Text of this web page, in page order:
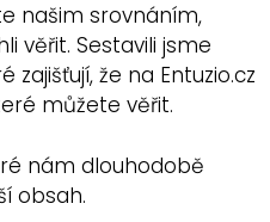
našim srovnáním,
věřit. Sestavili jsme
že na Entuzio.cz
můžete věřit.
nám dlouhodobě
obsah.